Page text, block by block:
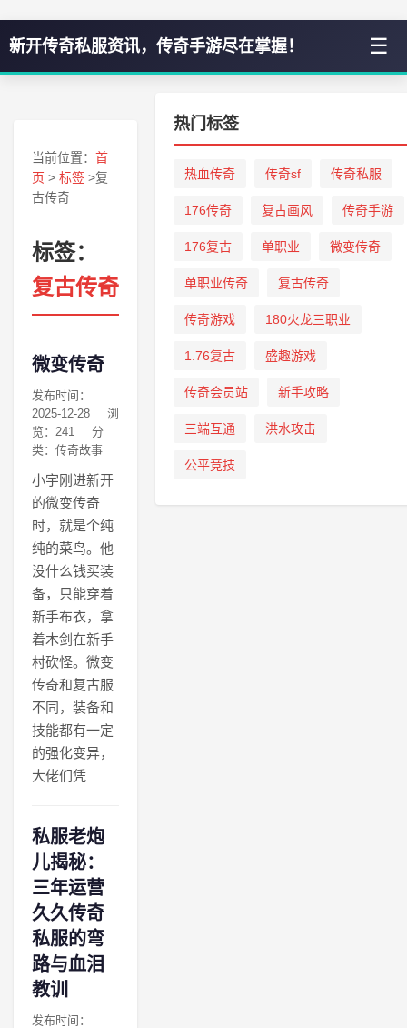
新开传奇私服资讯，传奇手游尽在掌握！ ☰
当前位置： 首
页 > 标签 >复
古传奇
标签：
复古传奇
微变传奇
发布时间：
2025-12-28
浏
览：241
分
类：传奇故事
小宇刚进新开
的微变传奇
时，就是个纯
纯的菜鸟。他
没什么钱买装
备，只能穿着
新手布衣，拿
着木剑在新手
村砍怪。微变
传奇和复古服
不同，装备和
技能都有一定
的强化变异，
大佬们凭
私服老炮
儿揭秘：
三年运营
久久传奇
私服的弯
路与血泪
教训
发布时间：
热门标签
热血传奇 传奇sf 传奇私服
176传奇 复古画风 传奇手游
176复古 单职业 微变传奇
单职业传奇 复古传奇
传奇游戏 180火龙三职业
1.76复古 盛趣游戏
传奇会员站 新手攻略
三端互通 洪水攻击
公平竞技